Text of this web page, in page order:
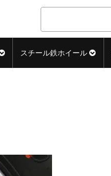
スチール鉄ホイール